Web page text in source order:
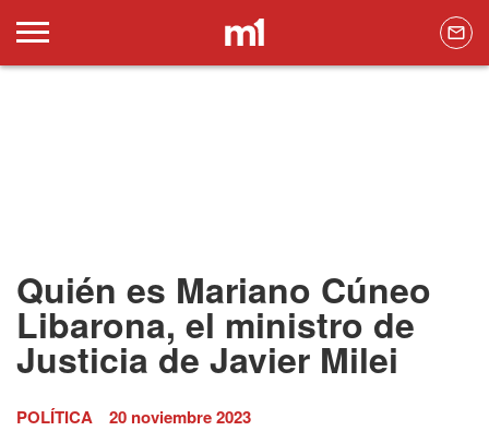
Quién es Mariano Cúneo
Libarona, el ministro de
Justicia de Javier Milei
POLÍTICA 20 noviembre 2023